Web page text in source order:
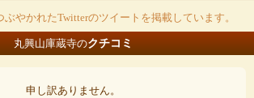
ぶやかれたTwitterのツイートを掲載しています。
丸興山庫蔵寺のクチコミ
申し訳ありません。